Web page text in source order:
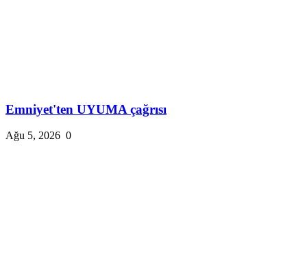
Emniyet'ten UYUMA çağrısı
Ağu 5, 2026 0